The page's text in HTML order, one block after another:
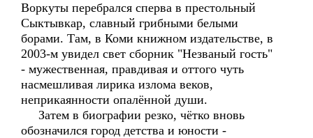
Воркуты перебрался сперва в престольный
Сыктывкар, славный грибными белыми
борами. Там, в Коми книжном издательстве, в
2003-м увидел свет сборник "Незваный гость"
- мужественная, правдивая и оттого чуть
насмешливая лирика излома веков,
неприкаянности опалённой души.
Затем в биографии резко, чётко вновь
обозначился город детства и юности -